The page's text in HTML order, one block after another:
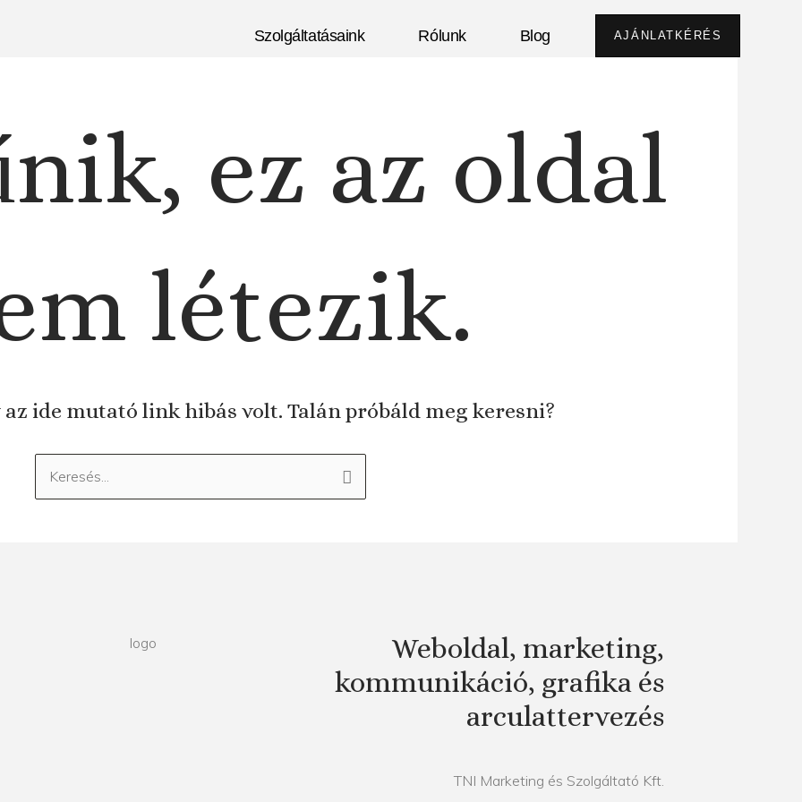
Szolgáltatásaink Rólunk Blog AJÁNLATKÉRÉS
ez az oldal
létezik.
ide mutató link hibás volt. Talán próbáld meg keresni?
Keresés:
Weboldal, marketing,
kommunikáció, grafika és
arculattervezés
TNI Marketing és Szolgáltató Kft.